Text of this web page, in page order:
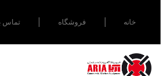
خانه فروشگاه تماس